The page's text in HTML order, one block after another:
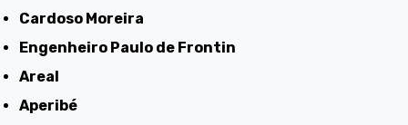
Cardoso Moreira
Engenheiro Paulo de Frontin
Areal
Aperibé